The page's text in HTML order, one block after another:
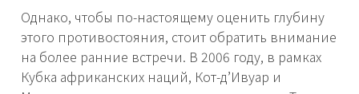
Однако, чтобы по-настоящему оценить глубину
этого противостояния, стоит обратить внимание
на более ранние встречи. В 2006 году, в рамках
Кубка африканских наций, Кот-д’Ивуар и